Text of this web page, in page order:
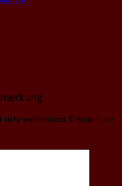
nicht veröffentlicht. Erforderliche